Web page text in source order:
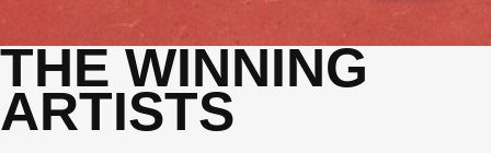
THE WINNING
ARTISTS